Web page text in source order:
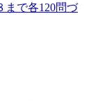
まで各120問づ